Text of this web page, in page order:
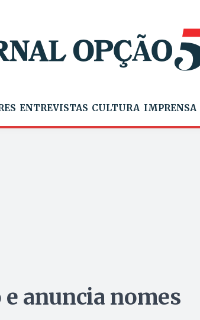
ENTREVISTAS CULTURA IMPRENSA
anuncia nomes